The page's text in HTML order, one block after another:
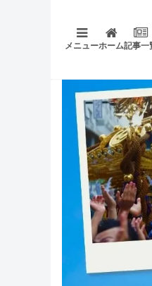
メニューホーム記事一
東京都内をはじ